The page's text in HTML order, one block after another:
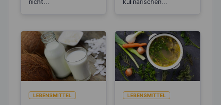
nicht...
kulinarischen...
LEBENSMITTEL LEBENSMITTEL